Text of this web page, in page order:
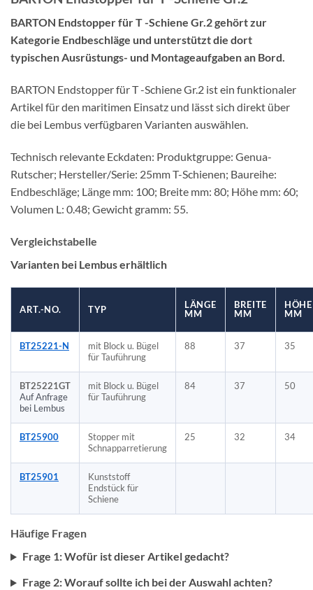
BARTON Endstopper für T -Schiene Gr.2 gehört zur
Kategorie Endbeschläge und unterstützt die dort
typischen Ausrüstungs- und Montageaufgaben an Bord.
BARTON Endstopper für T -Schiene Gr.2 ist ein funktionaler
Artikel für den maritimen Einsatz und lässt sich direkt über
die bei Lembus verfügbaren Varianten auswählen.
Technisch relevante Eckdaten: Produktgruppe: Genua-
Rutscher; Hersteller/Serie: 25mm T-Schienen; Baureihe:
Endbeschläge; Länge mm: 100; Breite mm: 80; Höhe mm: 60;
Volumen L: 0.48; Gewicht gramm: 55.
Vergleichstabelle
Varianten bei Lembus erhältlich
ART.-NO. TYP
LÄNGE
MM
BREITE
MM
HÖHE
MM
BT25221-N
mit Block u. Bügel
für Tauführung
88 37 35
BT25221GT
Auf Anfrage
bei Lembus
mit Block u. Bügel
für Tauführung
84 37 50
BT25900
Stopper mit
Schnapparretierung
25 32 34
BT25901
Kunststoff
Endstück für
Schiene
Häufige Fragen
Frage 1: Wofür ist dieser Artikel gedacht?
Frage 2: Worauf sollte ich bei der Auswahl achten?